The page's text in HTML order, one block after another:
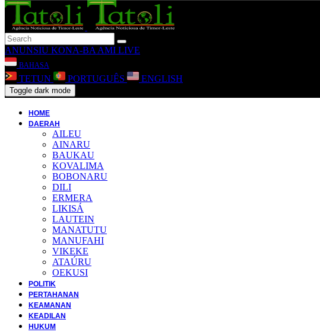
ANUNSIU KONA-BA AMI LIVE
BAHASA
TETUN PORTUGUÊS ENGLISH
Toggle dark mode
HOME
DAERAH
AILEU
AINARU
BAUKAU
KOVALIMA
BOBONARU
DILI
ERMERA
LIKISÁ
LAUTEIN
MANATUTU
MANUFAHI
VIKEKE
ATAÚRU
OEKUSI
POLITIK
PERTAHANAN
KEAMANAN
KEADILAN
HUKUM